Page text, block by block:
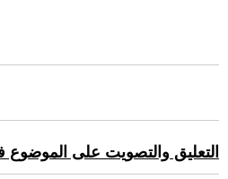
التعليق والتصويت على الموضوع